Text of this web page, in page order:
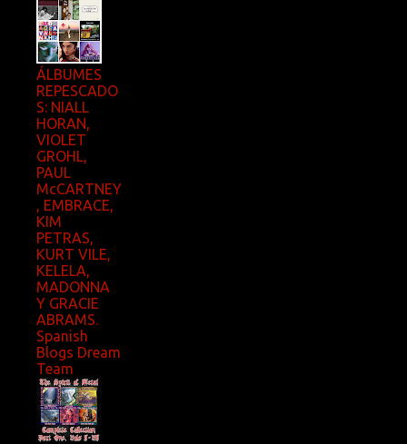
ÁLBUMES
REPESCADO
S: NIALL
HORAN,
VIOLET
GROHL,
PAUL
McCARTNEY
, EMBRACE,
KIM
PETRAS,
KURT VILE,
KELELA,
MADONNA
Y GRACIE
ABRAMS.
Spanish
Blogs Dream
Team